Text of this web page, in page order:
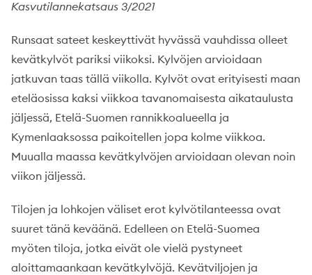
Kasvutilannekatsaus 3/2021
Runsaat sateet keskeyttivät hyvässä vauhdissa olleet
kevätkylvöt pariksi viikoksi. Kylvöjen arvioidaan
jatkuvan taas tällä viikolla. Kylvöt ovat erityisesti maan
eteläosissa kaksi viikkoa tavanomaisesta aikataulusta
jäljessä, Etelä-Suomen rannikkoalueella ja
Kymenlaaksossa paikoitellen jopa kolme viikkoa.
Muualla maassa kevätkylvöjen arvioidaan olevan noin
viikon jäljessä.
Tilojen ja lohkojen väliset erot kylvötilanteessa ovat
suuret tänä keväänä. Edelleen on Etelä-Suomea
myöten tiloja, jotka eivät ole vielä pystyneet
aloittamaankaan kevätkylvöjä. Kevätviljojen ja